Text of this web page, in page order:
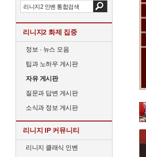
리니지2 화제 집중
정보 · 뉴스 모음
팁과 노하우 게시판
자유 게시판
질문과 답변 게시판
소식과 정보 게시판
리니지 IP 커뮤니티
리니지 클래식 인벤